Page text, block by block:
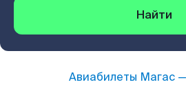
Найти
Авиабилеты Магас —